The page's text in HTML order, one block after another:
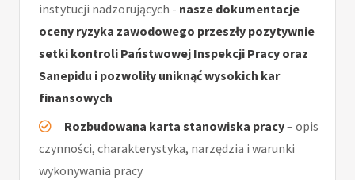
instytucji nadzorujących - nasze dokumentacje
oceny ryzyka zawodowego przeszły pozytywnie
setki kontroli Państwowej Inspekcji Pracy oraz
Sanepidu i pozwoliły uniknąć wysokich kar
finansowych
Rozbudowana karta stanowiska pracy– opis
czynności, charakterystyka, narzędzia i warunki
wykonywania pracy